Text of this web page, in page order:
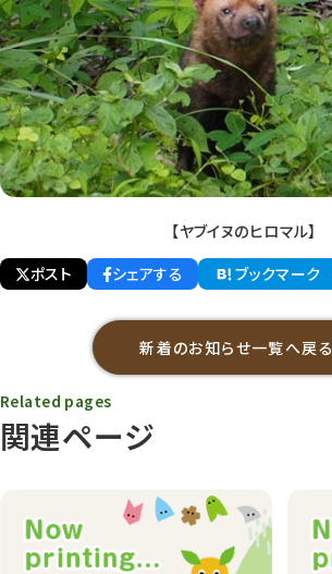
【ヤブイヌのヒロマル】
ポスト
シェアする ブックマーク
新着のお知らせ一覧へ戻る
関連ページ
Related pages